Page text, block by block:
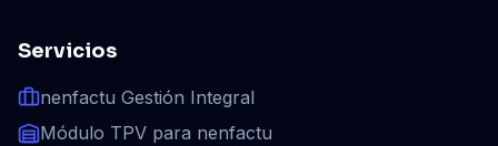
Servicios
nenfactu Gestión Integral
Módulo TPV para nenfactu